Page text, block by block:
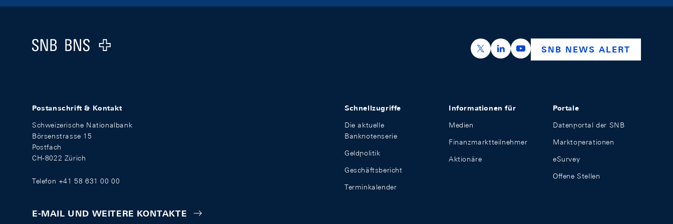
Logo
https://x.com/snb_bns
https://ch.linkedin.com/company/swiss-
https://www.youtube.com/
SNB NEWS ALERT
Postanschrift & Kontakt
Schweizerische Nationalbank
Börsenstrasse 15
Postfach
CH-8022 Zürich
Telefon +41 58 631 00 00
E-MAIL UND WEITERE KONTAKTE
Schnellzugriffe
Die aktuelle
Banknotenserie
Geldpolitik
Geschäftsbericht
Terminkalender
Informationen für
Medien
Finanzmarktteilnehmer
Aktionäre
Portale
Datenportal der SNB
Marktoperationen
eSurvey
Offene Stellen